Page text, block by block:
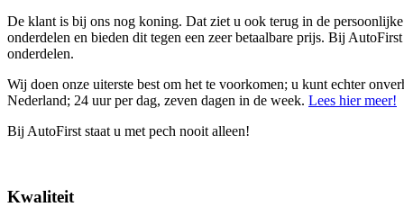
De klant is bij ons nog koning. Dat ziet u ook terug in de
onderdelen en bieden dit tegen een zeer betaalbare prijs. Bij
onderdelen.
Wij doen onze uiterste best om het te voorkomen; u kunt echter
Nederland; 24 uur per dag, zeven dagen in de week. Lees hier meer!
Bij AutoFirst staat u met pech nooit alleen!
Kwaliteit